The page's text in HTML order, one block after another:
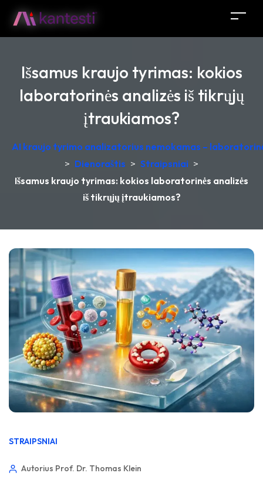
Išsamus kraujo tyrimas: kokios
laboratorinės analizės iš tikrųjų
įtraukiamos?
AI kraujo tyrimo analizatorius nemokamas –
> Dienoraštis > Straipsniai >
Išsamus kraujo tyrimas: kokios laboratorinės analizės
iš tikrųjų įtraukiamos?
STRAIPSNIAI
Autorius Prof. Dr. Thomas Klein